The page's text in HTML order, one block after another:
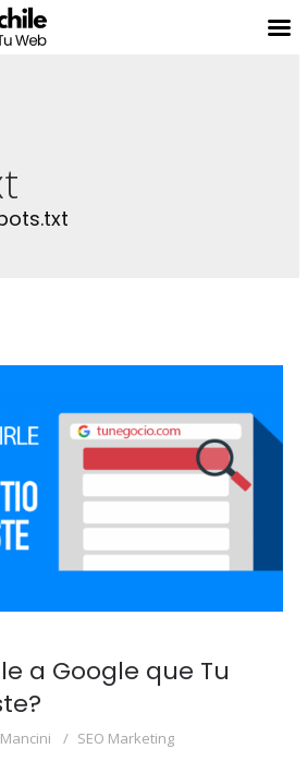
a Google que Tu
SEO Marketing